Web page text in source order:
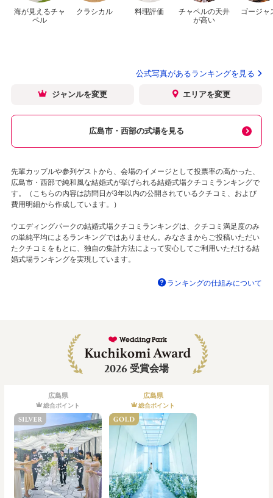
海が見えるチャ
ペル
クラシカル 料理評価
チャペルの天井
が高い
ゴージャ
公式写真があるランキングを見る
ジャンルを変更 エリアを変更
広島市・西部の式場を見る
先輩カップルや参列ゲストから、会場のイメージとして投票率の高かった、
広島市・西部で純和風な結婚式が挙げられる結婚式場クチコミランキングで
す。（こちらの内容は訪問日が3年以内の公開されているクチコミ、および
費用明細から作成しています。）
ウエディングパークの結婚式場クチコミランキングは、クチコミ満足度のみ
の単純平均によるランキングではありません。みなさまからご投稿いただい
たクチコミをもとに、独自の集計方法によって安心してご利用いただける結
婚式場ランキングを実現しています。
ランキングの仕組みについて
2026 受賞会場
広島県
総合ポイント
広島県
総合ポイント